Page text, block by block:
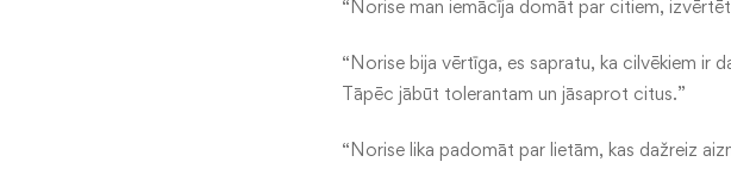
“Norise man iemācīja domāt par citiem,
“Norise bija vērtīga, es sapratu, ka cilvēkiem ir
Tāpēc jābūt tolerantam un jāsaprot citus.”
“Norise lika padomāt par lietām, kas dažreiz